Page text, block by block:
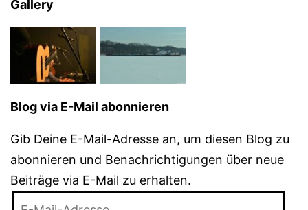
Gallery
Blog via E-Mail abonnieren
Gib Deine E-Mail-Adresse an, um diesen Blog zu
abonnieren und Benachrichtigungen über neue
Beiträge via E-Mail zu erhalten.